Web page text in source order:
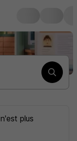
n'est plus